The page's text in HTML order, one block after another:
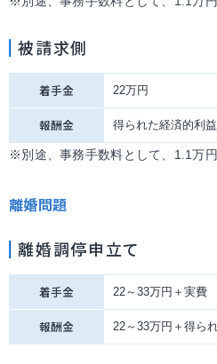
被請求側
着手金 22万円
報酬金 得られた経済的利
※別途、事務手数料として、1.1万
離婚問題
離婚調停申立て
着手金 22～33万円＋実費
報酬金 22～33万円＋得ら